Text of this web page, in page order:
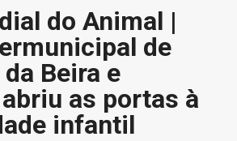
do Animal |
de
Beira e
as portas à
infantil